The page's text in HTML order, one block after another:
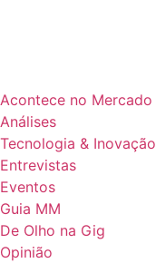
Acontece no Mercado
Análises
Tecnologia & Inovação
Entrevistas
Eventos
Guia MM
De Olho na Gig
Opinião